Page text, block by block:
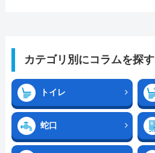
カテゴリ別にコラムを探す
トイレ
蛇口